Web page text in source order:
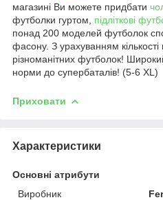
магазині Ви можете придбати
футболки гуртом, підліткові
понад 200 моделей футболок
фасону. З урахуванням
різноманітних футболок!
норми до супербаталів! (5-6 XL)
Приховати
Характеристики
Основні атрибути
Виробник